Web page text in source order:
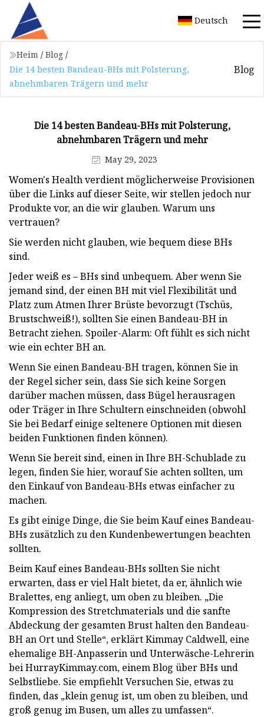
Deutsch
Heim / Blog /
Die 14 besten Bandeau-BHs mit Polsterung,
abnehmbaren Trägern und mehr
Blog
Die 14 besten Bandeau-BHs mit Polsterung,
abnehmbaren Trägern und mehr
May 29, 2023
Women's Health verdient möglicherweise Provisionen
über die Links auf dieser Seite, wir stellen jedoch nur
Produkte vor, an die wir glauben. Warum uns
vertrauen?
Sie werden nicht glauben, wie bequem diese BHs
sind.
Jeder weiß es – BHs sind unbequem. Aber wenn Sie
jemand sind, der einen BH mit viel Flexibilität und
Platz zum Atmen Ihrer Brüste bevorzugt (Tschüs,
Brustschweiß!), sollten Sie einen Bandeau-BH in
Betracht ziehen. Spoiler-Alarm: Oft fühlt es sich nicht
wie ein echter BH an.
Wenn Sie einen Bandeau-BH tragen, können Sie in
der Regel sicher sein, dass Sie sich keine Sorgen
darüber machen müssen, dass Bügel herausragen
oder Träger in Ihre Schultern einschneiden (obwohl
Sie bei Bedarf einige seltenere Optionen mit diesen
beiden Funktionen finden können).
Wenn Sie bereit sind, einen in Ihre BH-Schublade zu
legen, finden Sie hier, worauf Sie achten sollten, um
den Einkauf von Bandeau-BHs etwas einfacher zu
machen.
Es gibt einige Dinge, die Sie beim Kauf eines Bandeau-
BHs zusätzlich zu den Kundenbewertungen beachten
sollten.
Beim Kauf eines Bandeau-BHs sollten Sie nicht
erwarten, dass er viel Halt bietet, da er, ähnlich wie
Bralettes, eng anliegt, um oben zu bleiben. „Die
Kompression des Stretchmaterials und die sanfte
Abdeckung der gesamten Brust halten den Bandeau-
BH an Ort und Stelle“, erklärt Kimmay Caldwell, eine
ehemalige BH-Anpasserin und Unterwäsche-Lehrerin
bei HurrayKimmay.com, einem Blog über BHs und
Selbstliebe. Sie empfiehlt Versuchen Sie, etwas zu
finden, das „klein genug ist, um oben zu bleiben, und
groß genug im Busen, um alles zu umfassen“.